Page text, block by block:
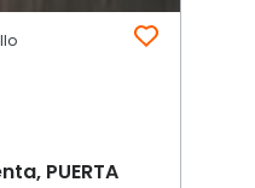
PUERTA